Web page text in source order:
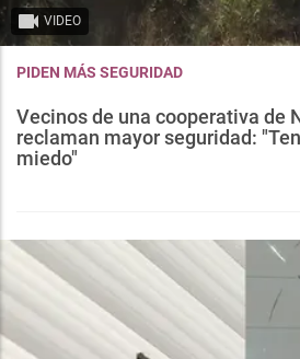
VIDEO
PIDEN MÁS SEGURIDAD
Vecinos de una cooperativa de
reclaman mayor seguridad:
miedo"